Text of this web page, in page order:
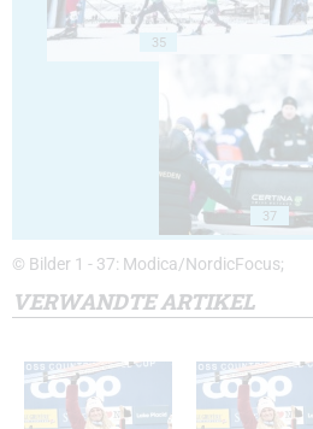
35
37
© Bilder 1 - 37: Modica/NordicFocus;
VERWANDTE ARTIKEL